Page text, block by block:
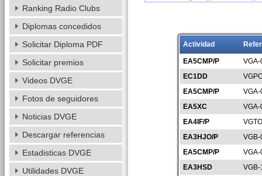
Actividad
EA5CMP/P
EC1DD
EA5CMP/P
EA5XC
EA4IF/P
EA3HJO/P
EA5CMP/P
EA3HSD
Ranking Radio Clubs
Diplomas concedidos
Solicitar Diploma PDF
Solicitar premios
Videos DVGE
Fotos de seguidores
Noticias DVGE
Descargar referencias
Estadisticas DVGE
Utilidades DVGE